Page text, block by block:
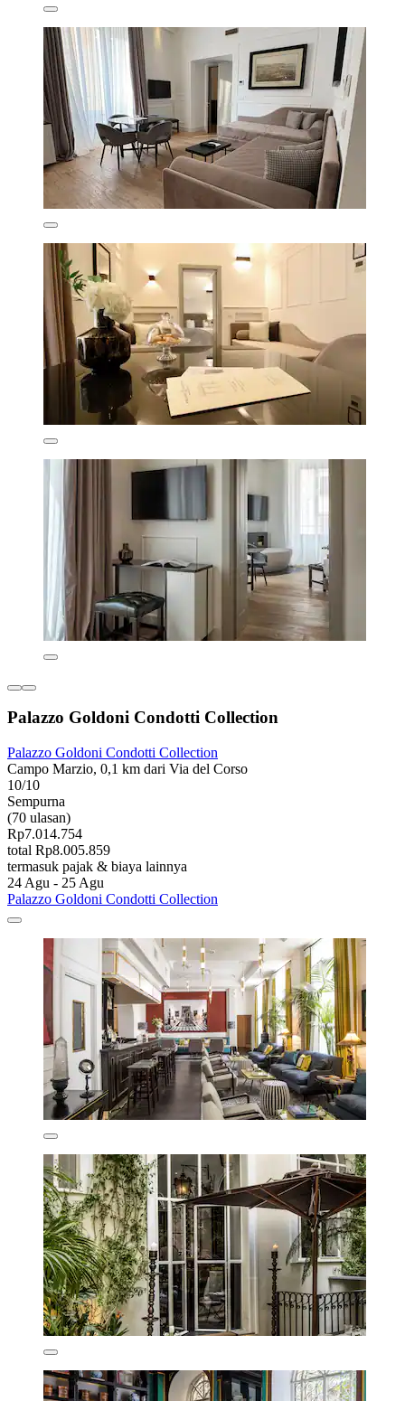
Palazzo Goldoni Condotti Collection
Palazzo Goldoni Condotti Collection
Campo Marzio, 0,1 km dari Via del Corso
10/10
Sempurna
(70 ulasan)
Rp7.014.754
total Rp8.005.859
termasuk pajak & biaya lainnya
24 Agu - 25 Agu
Palazzo Goldoni Condotti Collection